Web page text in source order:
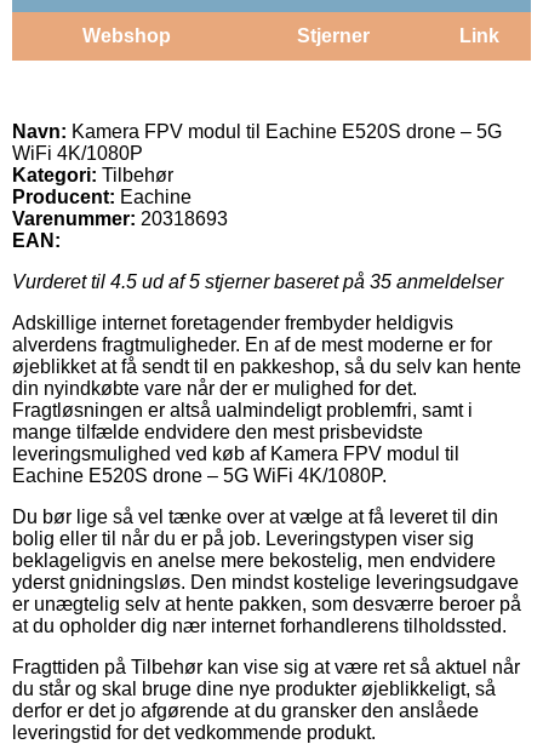
Webshop Stjerner Link
Navn: Kamera FPV modul til Eachine E520S drone – 5G
WiFi 4K/1080P
Kategori: Tilbehør
Producent: Eachine
Varenummer: 20318693
EAN:
Vurderet til 4.5 ud af 5 stjerner baseret på 35 anmeldelser
Adskillige internet foretagender frembyder heldigvis
alverdens fragtmuligheder. En af de mest moderne er for
øjeblikket at få sendt til en pakkeshop, så du selv kan hente
din nyindkøbte vare når der er mulighed for det.
Fragtløsningen er altså ualmindeligt problemfri, samt i
mange tilfælde endvidere den mest prisbevidste
leveringsmulighed ved køb af Kamera FPV modul til
Eachine E520S drone – 5G WiFi 4K/1080P.
Du bør lige så vel tænke over at vælge at få leveret til din
bolig eller til når du er på job. Leveringstypen viser sig
beklageligvis en anelse mere bekostelig, men endvidere
yderst gnidningsløs. Den mindst kostelige leveringsudgave
er unægtelig selv at hente pakken, som desværre beroer på
at du opholder dig nær internet forhandlerens tilholdssted.
Fragttiden på Tilbehør kan vise sig at være ret så aktuel når
du står og skal bruge dine nye produkter øjeblikkeligt, så
derfor er det jo afgørende at du gransker den anslåede
leveringstid for det vedkommende produkt.